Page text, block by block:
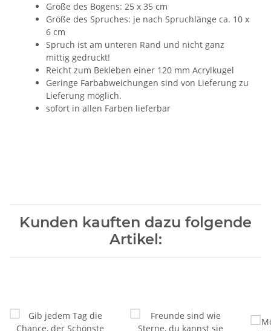
Größe des Bogens: 25 x 35 cm
Größe des Spruches: je nach Spruchlänge ca. 10 x
6 cm
Spruch ist am unteren Rand und nicht ganz
mittig gedruckt!
Reicht zum Bekleben einer 120 mm Acrylkugel
Geringe Farbabweichungen sind von Lieferung zu
Lieferung möglich.
sofort in allen Farben lieferbar
Kunden kauften dazu folgende
Artikel: